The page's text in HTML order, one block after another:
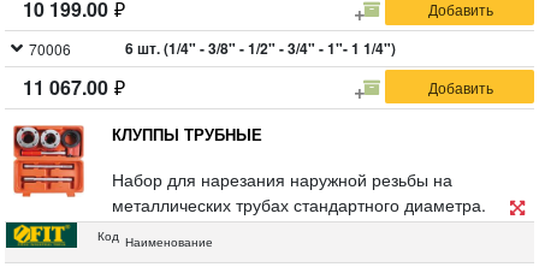
10 199.00
70006 6 шт. (1/4" - 3/8" - 1/2" - 3/4" - 1"- 1 1/4")
11 067.00
КЛУППЫ ТРУБНЫЕ
Набор для нарезания наружной резьбы на
металлических трубах стандартного диаметра.
Материал: инструментальная сталь с
Код Наименование